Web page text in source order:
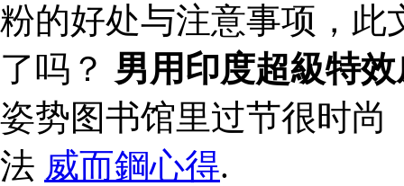
粉的好处与注意事项，此
了吗？ 男用印度超級特
姿势图书馆里过节很时尚
法 威而鋼心得.